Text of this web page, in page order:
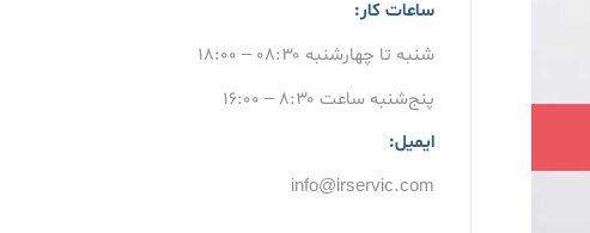
ساعات کار:
شنبه تا چهارشنبه ۰۸:۳۰ – ۱۸:۰۰
پنج‌شنبه ساعت ۸:۳۰ – ۱۶:۰۰
ایمیل:
info@irservic.com